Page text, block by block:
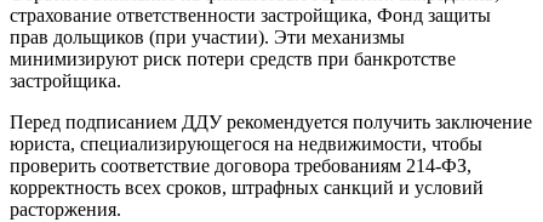
страхование ответственности застройщика, Фонд защиты
прав дольщиков (при участии). Эти механизмы
минимизируют риск потери средств при банкротстве
застройщика.
Перед подписанием ДДУ рекомендуется получить заключение
юриста, специализирующегося на недвижимости, чтобы
проверить соответствие договора требованиям 214-ФЗ,
корректность всех сроков, штрафных санкций и условий
расторжения.